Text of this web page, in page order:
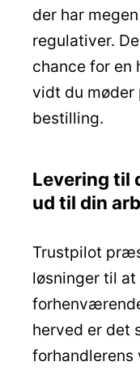
der har
regulativer.
chance for en
vidt du møder
bestilling.
Levering til
ud til din
Trustpilot
løsninger til
herved er det
forhandlerens